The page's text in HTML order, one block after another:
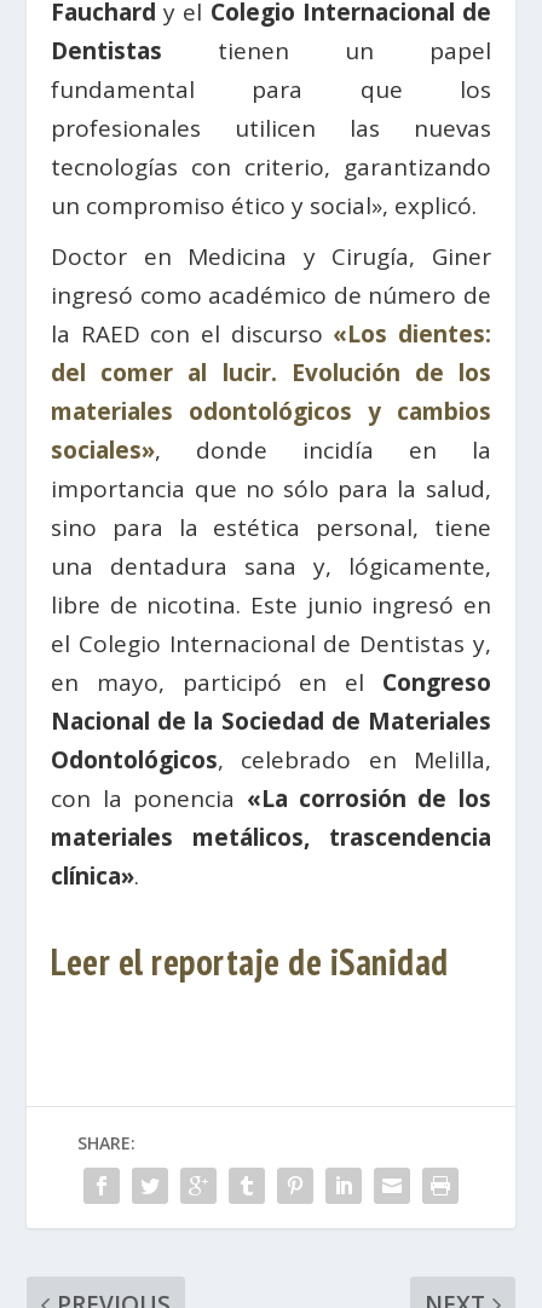
Fauchard y el Colegio Internacional de
Dentistas tienen un papel
fundamental para que los
profesionales utilicen las nuevas
tecnologías con criterio, garantizando
un compromiso ético y social», explicó.
Doctor en Medicina y Cirugía, Giner
ingresó como académico de número de
la RAED con el discurso «Los dientes:
del comer al lucir. Evolución de los
materiales odontológicos y cambios
sociales», donde incidía en la
importancia que no sólo para la salud,
sino para la estética personal, tiene
una dentadura sana y, lógicamente,
libre de nicotina. Este junio ingresó en
el Colegio Internacional de Dentistas y,
en mayo, participó en el Congreso
Nacional de la Sociedad de Materiales
Odontológicos, celebrado en Melilla,
con la ponencia «La corrosión de los
materiales metálicos, trascendencia
clínica».
Leer el reportaje de iSanidad
SHARE: